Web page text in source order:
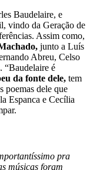
Baudelaire, e
vindo da Geração de
Assim como,
junto a Luís
Abreu, Celso
“Baudelaire é
da fonte dele, tem
poemas dele que
Espanca e Cecília
pra
músicas foram